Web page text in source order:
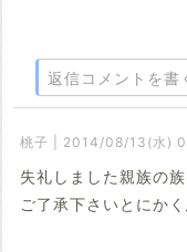
返信コメントを書
桃子 | 2014/08/13(水)
失礼しました親族の
ご了承下さいとにか